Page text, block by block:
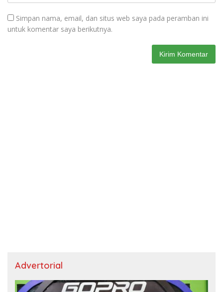
Simpan nama, email, dan situs web saya pada peramban ini
untuk komentar saya berikutnya.
Advertorial